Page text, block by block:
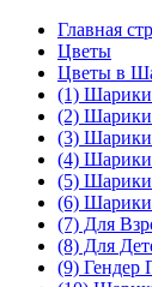
Главная
Цветы
Цветы в
(1)
(2)
(3)
(4)
(5)
(6)
(7) Для
(8) Для
(9) Гендер